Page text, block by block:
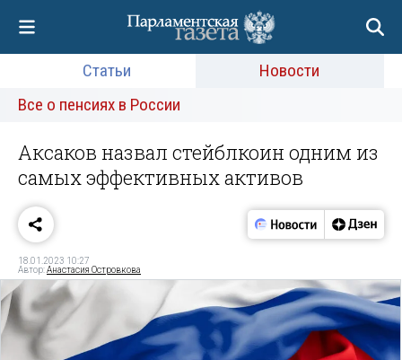
Статьи
Новости
Все о пенсиях в России
Аксаков назвал стейблкоин одним из
самых эффективных активов
18.01.2023 10:27
Автор:Анастасия Островкова